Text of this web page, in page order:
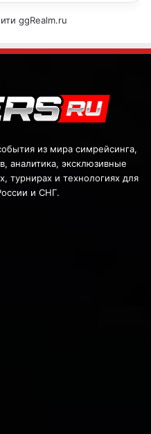
ggRealm.ru
из мира симрейсинга,
аналитика, эксклюзивные
турнирах и технологиях для
и СНГ.